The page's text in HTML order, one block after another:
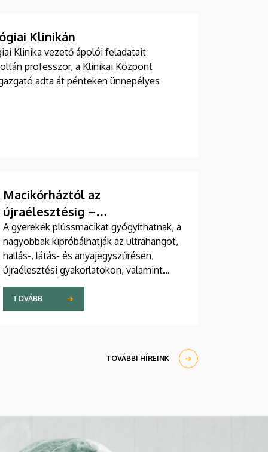
Klinikán
Klinika vezető ápolói feladatait
professzor, a Klinikai Központ
adta át pénteken ünnepélyes
Macikórháztól az
újraélesztésig –
egészségprogramok a
Campuson
A gyerekek plüssmacikat gyógyíthatnak, a
nagyobbak kipróbálhatják az ultrahangot,
hallás-, látás- és anyajegyszűrésen,
újraélesztési gyakorlatokon, valamint
zeneterápiás és a mentális egészséget
támogató prevenciós foglalkozásokon is
részt vehetnek a július 22-én kezdődő
Általános Orvostudományi Kar sokszínű
Terápiás Központban.
TOVÁBB
TOVÁBBI HÍREINK